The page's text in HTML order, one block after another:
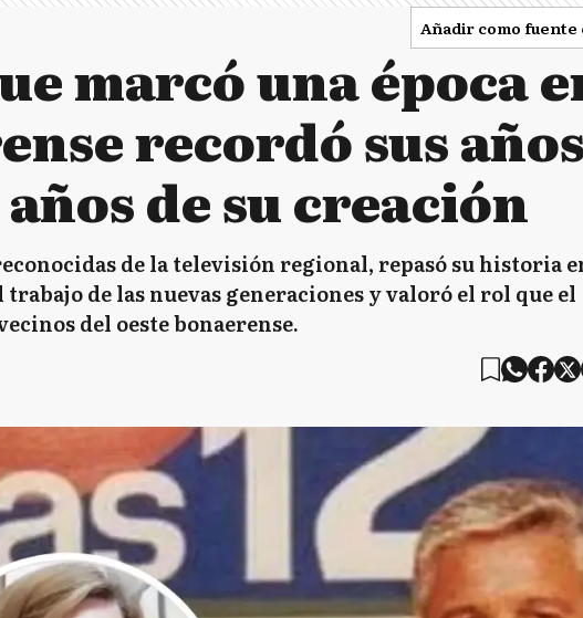
Añadir como fuente
marcó una época
recordó sus años
años de su creación
de la televisión regional, repasó su historia
trabajo de las nuevas generaciones y valoró el rol que el
del oeste bonaerense.